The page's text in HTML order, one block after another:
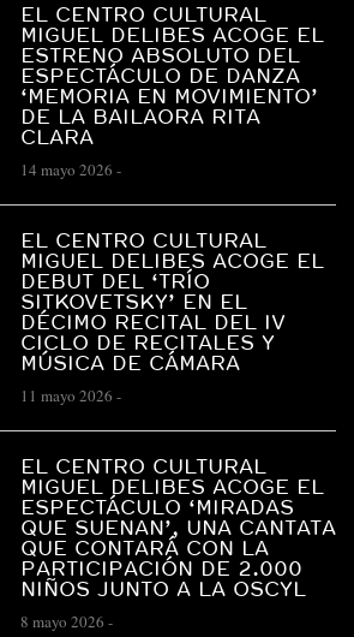
EL CENTRO CULTURAL
MIGUEL DELIBES ACOGE EL
ESTRENO ABSOLUTO DEL
ESPECTÁCULO DE DANZA
‘MEMORIA EN MOVIMIENTO’
DE LA BAILAORA RITA
CLARA
14 mayo 2026 -
EL CENTRO CULTURAL
MIGUEL DELIBES ACOGE EL
DEBUT DEL ‘TRÍO
SITKOVETSKY’ EN EL
DÉCIMO RECITAL DEL IV
CICLO DE RECITALES Y
MÚSICA DE CÁMARA
11 mayo 2026 -
EL CENTRO CULTURAL
MIGUEL DELIBES ACOGE EL
ESPECTÁCULO ‘MIRADAS
QUE SUENAN’, UNA CANTATA
QUE CONTARÁ CON LA
PARTICIPACIÓN DE 2.000
NIÑOS JUNTO A LA OSCYL
8 mayo 2026 -